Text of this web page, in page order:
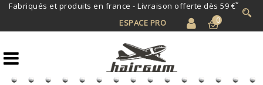
Fabriqués et produits en france - Livraison offerte dès 59 €*
0
ESPACE PRO